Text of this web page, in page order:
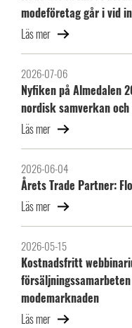
modeföretag går i vid
Läs mer
2026-07-06
Nyfiken på Almedalen
nordisk samverkan
Läs mer
2026-06-04
Årets Trade Partner:
Läs mer
2026-05-15
Kostnadsfritt
modemarknaden
Läs mer